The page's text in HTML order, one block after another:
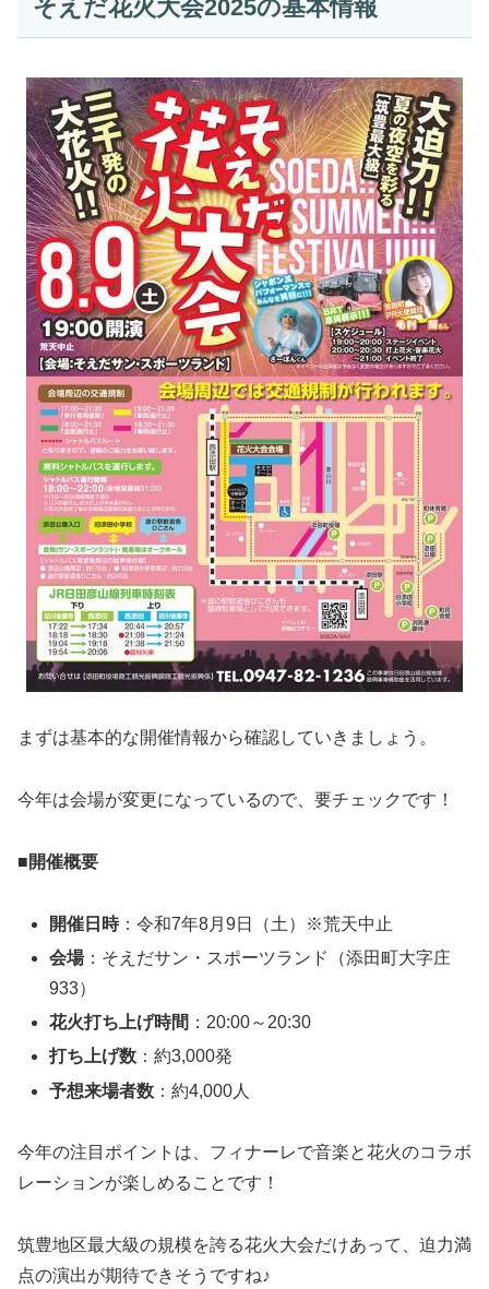
そえだ花火大会2025の基本情報
まずは基本的な開催情報から確認していきましょう。
今年は会場が変更になっているので、要チェックです！
■開催概要
開催日時：令和7年8月9日（土）※荒天中止
会場：そえだサン・スポーツランド（添田町大字庄
933）
花火打ち上げ時間 ：20:00～20:30
打ち上げ数 ：約3,000発
予想来場者数 ：約4,000人
今年の注目ポイントは、フィナーレで音楽と花火のコラボ
レーションが楽しめることです！
筑豊地区最大級の規模を誇る花火大会だけあって、迫力満
点の演出が期待できそうですね♪